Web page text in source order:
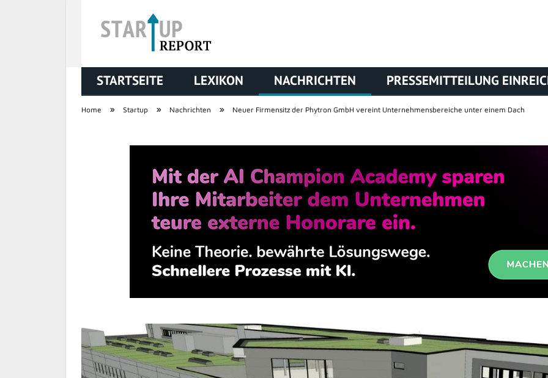
STARTUP REPORT
STARTSEITE LEXIKON NACHRICHTEN PRESSEMITTEILUNG
Home » Startup » Nachrichten » Neuer Firmensitz der Phytron GmbH vereint Unternehmensbereiche unter einem Dach